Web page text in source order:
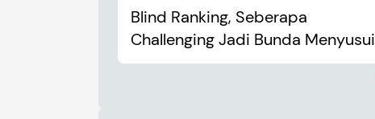
Blind Ranking, Seberapa
Challenging Jadi Bunda Menyusui